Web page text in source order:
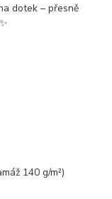
dotek – přesně
140 g/m²)